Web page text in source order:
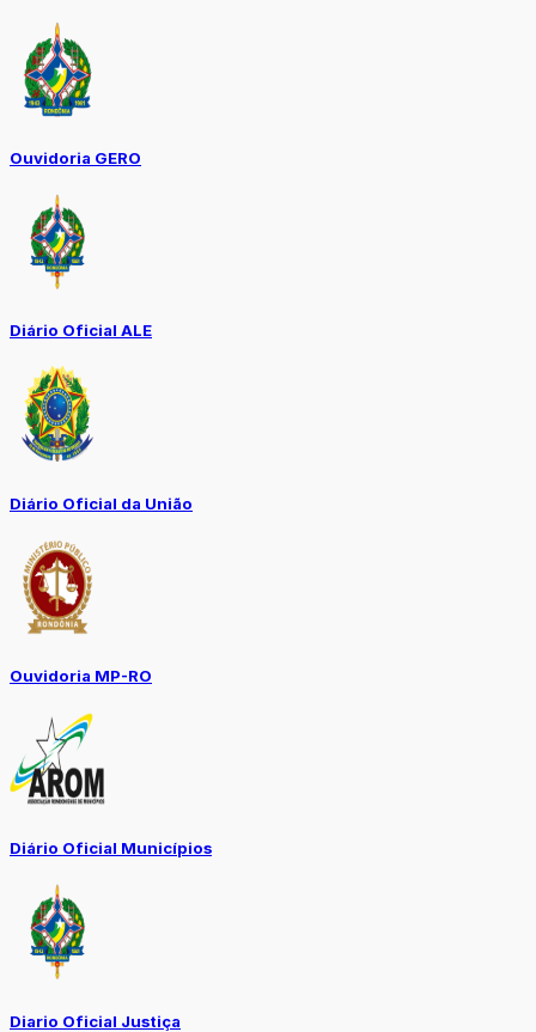
Ouvidoria GERO
Diário Oficial ALE
Diário Oficial da União
Ouvidoria MP-RO
Diário Oficial Municípios
Diario Oficial Justiça